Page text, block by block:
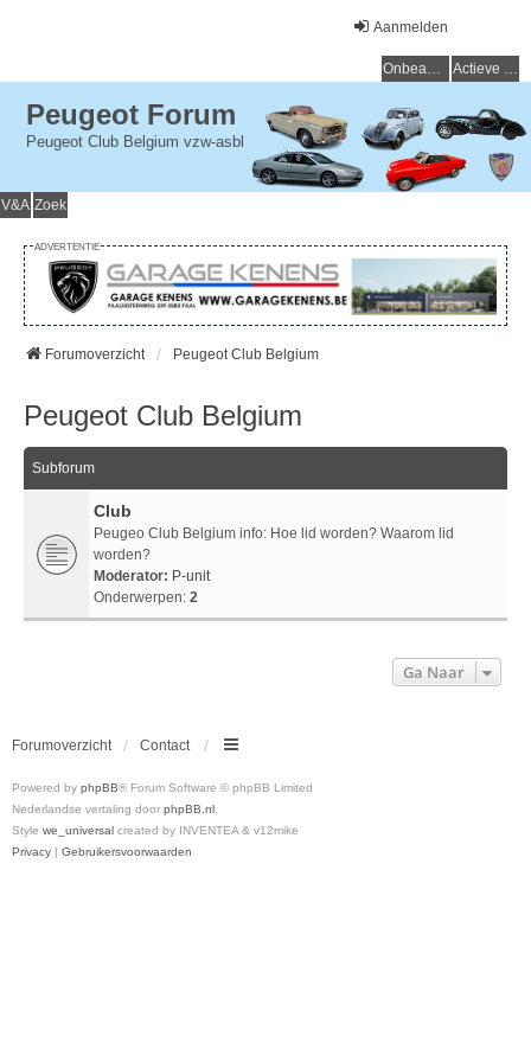
Aanmelden
Onbeantwoorde onderwerpen Actieve onderwerpen
Peugeot Forum
Peugeot Club Belgium vzw-asbl
V&A Zoek
ADVERTENTIE
Forumoverzicht Peugeot Club Belgium
Peugeot Club Belgium
Subforum
Club
Peugeo Club Belgium info: Hoe lid worden? Waarom lid
worden?
Moderator: P-unit
Onderwerpen: 2
Ga Naar
Forumoverzicht Contact
Powered by phpBB® Forum Software © phpBB Limited
Nederlandse vertaling door phpBB.nl.
Style we_universal created by INVENTEA & v12mike
Privacy | Gebruikersvoorwaarden